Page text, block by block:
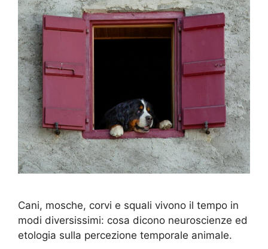
Cani, mosche, corvi e squali vivono il tempo in
modi diversissimi: cosa dicono neuroscienze ed
etologia sulla percezione temporale animale.